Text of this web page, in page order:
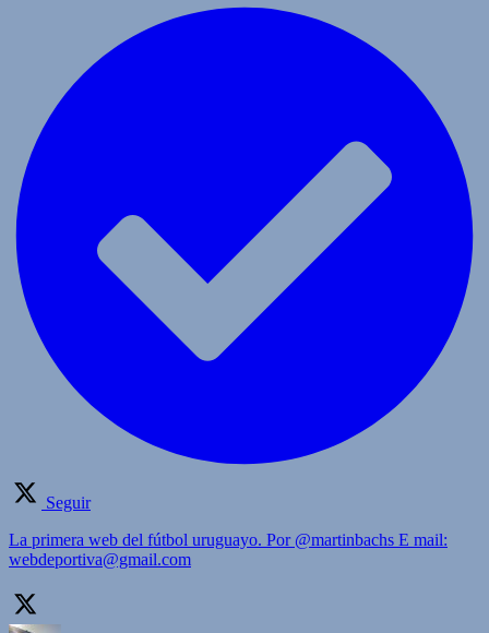
Seguir
La primera web del fútbol uruguayo. Por @martinbachs E mail:
webdeportiva@gmail.com